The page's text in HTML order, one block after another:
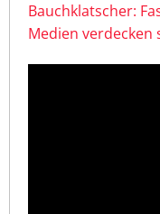
Bauchklatscher:
Medien verdecken